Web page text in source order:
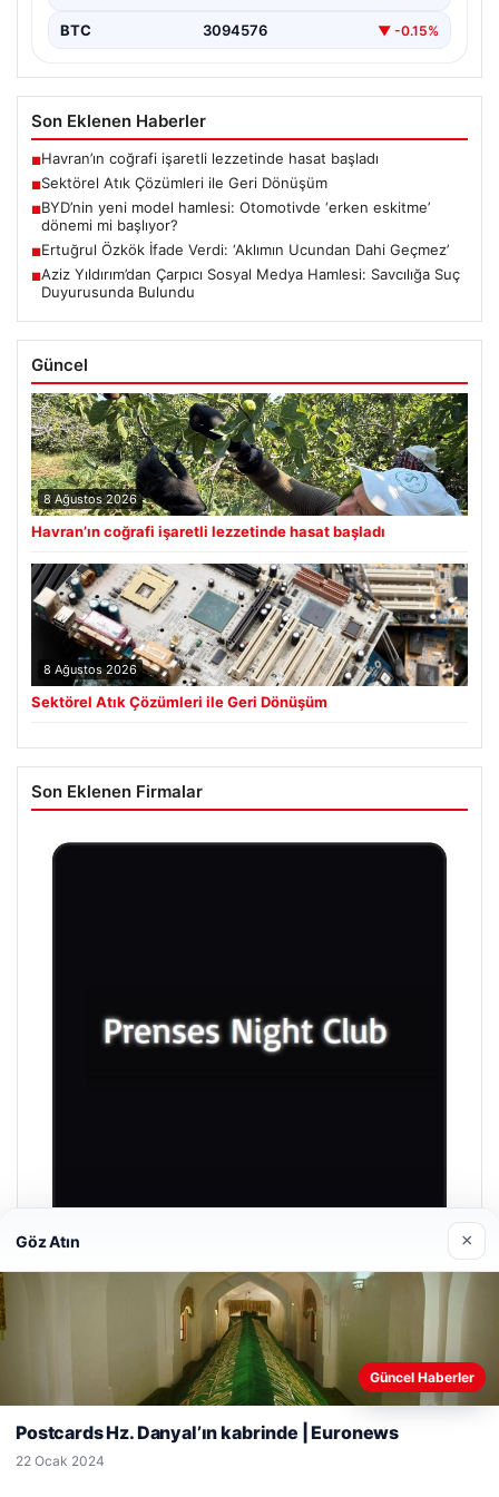
BTC 3094576 ▼ -0.15%
Son Eklenen Haberler
■Havran’ın coğrafi işaretli lezzetinde hasat başladı
■Sektörel Atık Çözümleri ile Geri Dönüşüm
■BYD’nin yeni model hamlesi: Otomotivde ‘erken eskitme’
dönemi mi başlıyor?
■Ertuğrul Özkök İfade Verdi: ‘Aklımın Ucundan Dahi Geçmez’
■Aziz Yıldırım’dan Çarpıcı Sosyal Medya Hamlesi: Savcılığa Suç
Duyurusunda Bulundu
Güncel
8 Ağustos 2026
Havran’ın coğrafi işaretli lezzetinde hasat başladı
8 Ağustos 2026
Sektörel Atık Çözümleri ile Geri Dönüşüm
Son Eklenen Firmalar
Prenses Night Club
Web sitemizi nasıl kullandığınızı daha iyi anlayabilmek,
deneyiminizi kişiselleştirmek ve geliştirmek amacıyla çerezler
Kabul Et
Göz Atın ×
Güncel Haberler
Postcards Hz. Danyal’ın kabrinde | Euronews
22 Ocak 2024